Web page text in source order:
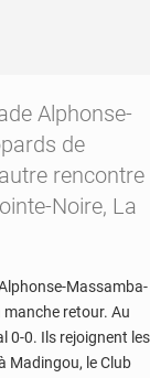
Alphonse-
de
rencontre
Noire, La
Massamba-
manche retour. Au
0-0. Ils rejoignent les
Madingou, le Club